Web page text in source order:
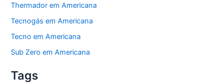
Thermador em Americana
Tecnogás em Americana
Tecno em Americana
Sub Zero em Americana
Tags